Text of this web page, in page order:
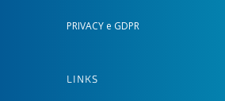
PRIVACY e GDPR
LINKS